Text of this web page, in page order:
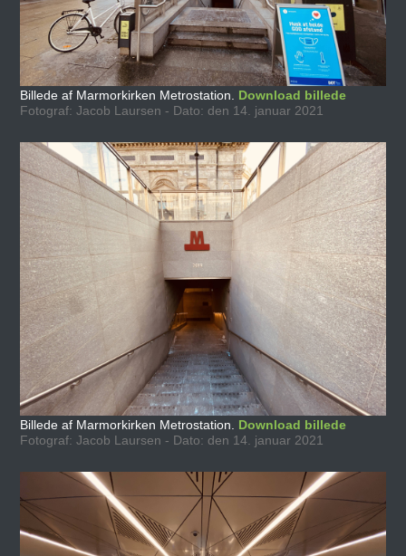
Billede af Marmorkirken Metrostation. Download billede
Fotograf: Jacob Laursen - Dato: den 14. januar 2021
Billede af Marmorkirken Metrostation. Download billede
Fotograf: Jacob Laursen - Dato: den 14. januar 2021